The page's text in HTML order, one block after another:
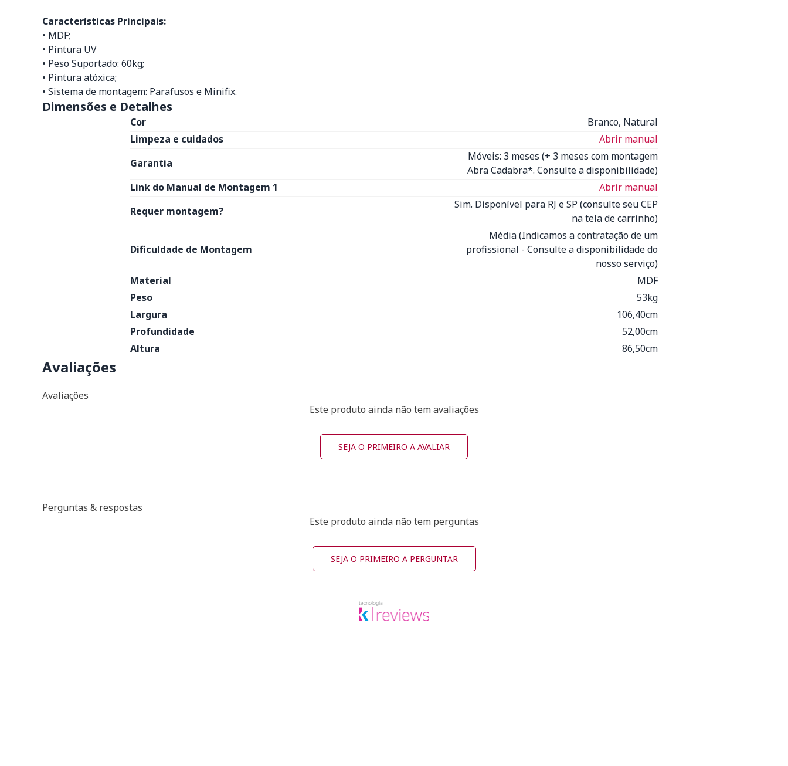
Características Principais:
• MDF;
• Pintura UV
• Peso Suportado: 60kg;
• Pintura atóxica;
• Sistema de montagem: Parafusos e Minifix.
Dimensões e Detalhes
Cor
Branco, Natural
Limpeza e cuidados
Abrir manual
Garantia
Móveis: 3 meses (+ 3 meses com montagem
Abra Cadabra*. Consulte a disponibilidade)
Link do Manual de Montagem 1
Abrir manual
Requer montagem?
Sim. Disponível para RJ e SP (consulte seu CEP
na tela de carrinho)
Dificuldade de Montagem
Média (Indicamos a contratação de um
profissional - Consulte a disponibilidade do
nosso serviço)
Material
MDF
Peso
53kg
Largura
106,40cm
Profundidade
52,00cm
Altura
86,50cm
Avaliações
Avaliações
Este produto ainda não tem avaliações
SEJA O PRIMEIRO A AVALIAR
Perguntas & respostas
Este produto ainda não tem perguntas
SEJA O PRIMEIRO A PERGUNTAR